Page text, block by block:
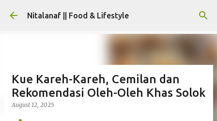
Skip to main content
Nitalanaf || Food & Lifestyle
Kue Kareh-Kareh, Cemilan dan
Rekomendasi Oleh-Oleh Khas Solok
August 12, 2025